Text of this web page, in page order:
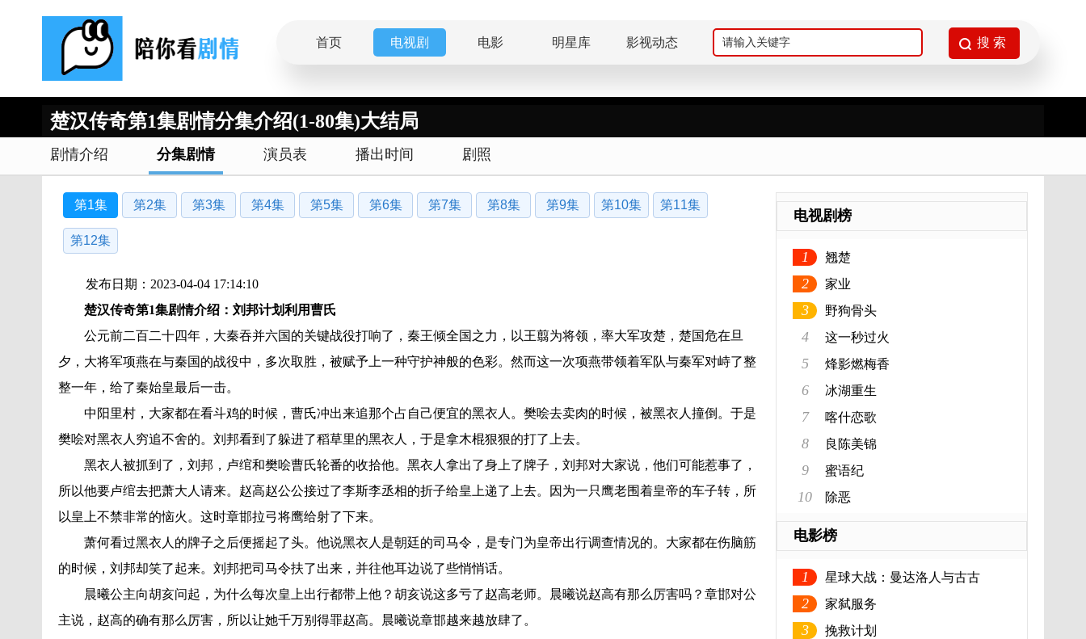
首页 电视剧 电影 明星库 影视动态
楚汉传奇第1集剧情分集介绍(1-80集)大结局
剧情介绍 分集剧情 演员表 播出时间 剧照
第1集 第2集 第3集 第4集 第5集 第6集 第7集 第8集 第9集 第10集 第11集
第12集
发布日期：2023-04-04 17:14:10
楚汉传奇第1集剧情介绍： 刘邦计划利用曹氏
公元前二百二十四年，大秦吞并六国的关键战役打响了，秦王倾全国之力，以王翦为将领，率大军攻楚，楚国危在旦
夕，大将军项燕在与秦国的战役中，多次取胜，被赋予上一种守护神般的色彩。然而这一次项燕带领着军队与秦军对峙了整
整一年，给了秦始皇最后一击。
中阳里村，大家都在看斗鸡的时候，曹氏冲出来追那个占自己便宜的黑衣人。樊哙去卖肉的时候，被黑衣人撞倒。于是
樊哙对黑衣人穷追不舍的。刘邦看到了躲进了稻草里的黑衣人，于是拿木棍狠狠的打了上去。
黑衣人被抓到了，刘邦，卢绾和樊哙曹氏轮番的收拾他。黑衣人拿出了身上了牌子，刘邦对大家说，他们可能惹事了，
所以他要卢绾去把萧大人请来。赵高赵公公接过了李斯李丞相的折子给皇上递了上去。因为一只鹰老围着皇帝的车子转，所
以皇上不禁非常的恼火。这时章邯拉弓将鹰给射了下来。
萧何看过黑衣人的牌子之后便摇起了头。他说黑衣人是朝廷的司马令，是专门为皇帝出行调查情况的。大家都在伤脑筋
的时候，刘邦却笑了起来。刘邦把司马令扶了出来，并往他耳边说了些悄悄话。
晨曦公主向胡亥问起，为什么每次皇上出行都带上他？胡亥说这多亏了赵高老师。晨曦说赵高有那么厉害吗？章邯对公
主说，赵高的确有那么厉害，所以让她千万别得罪赵高。晨曦说章邯越来越放肆了。
电视剧榜
1 翘楚
2 家业
3 野狗骨头
4 这一秒过火
5 烽影燃梅香
6 冰湖重生
7 喀什恋歌
8 良陈美锦
9 蜜语纪
10 除恶
电影榜
1 星球大战：曼达洛人与古古
2 家弑服务
3 挽救计划